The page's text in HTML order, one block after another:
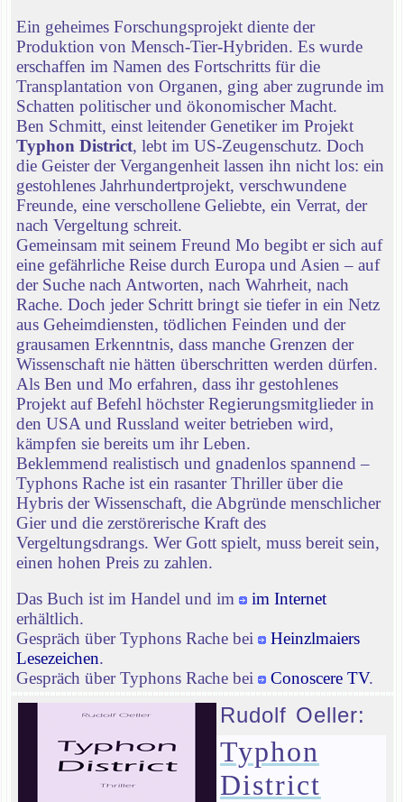
Ein geheimes Forschungsprojekt diente der
Produktion von Mensch-Tier-Hybriden. Es wurde
erschaffen im Namen des Fortschritts für die
Transplantation von Organen, ging aber zugrunde im
Schatten politischer und ökonomischer Macht.
Ben Schmitt, einst leitender Genetiker im Projekt
Typhon District, lebt im US-Zeugenschutz. Doch
die Geister der Vergangenheit lassen ihn nicht los: ein
gestohlenes Jahrhundertprojekt, verschwundene
Freunde, eine verschollene Geliebte, ein Verrat, der
nach Vergeltung schreit.
Gemeinsam mit seinem Freund Mo begibt er sich auf
eine gefährliche Reise durch Europa und Asien – auf
der Suche nach Antworten, nach Wahrheit, nach
Rache. Doch jeder Schritt bringt sie tiefer in ein Netz
aus Geheimdiensten, tödlichen Feinden und der
grausamen Erkenntnis, dass manche Grenzen der
Wissenschaft nie hätten überschritten werden dürfen.
Als Ben und Mo erfahren, dass ihr gestohlenes
Projekt auf Befehl höchster Regierungsmitglieder in
den USA und Russland weiter betrieben wird,
kämpfen sie bereits um ihr Leben.
Beklemmend realistisch und gnadenlos spannend –
Typhons Rache ist ein rasanter Thriller über die
Hybris der Wissenschaft, die Abgründe menschlicher
Gier und die zerstörerische Kraft des
Vergeltungsdrangs. Wer Gott spielt, muss bereit sein,
einen hohen Preis zu zahlen.
Das Buch ist im Handel und im
im Internet
erhältlich.
Gespräch über Typhons Rache bei
Heinzlmaiers
Lesezeichen.
Gespräch über Typhons Rache bei
Conoscere TV.
Rudolf Oeller:
Typhon
District